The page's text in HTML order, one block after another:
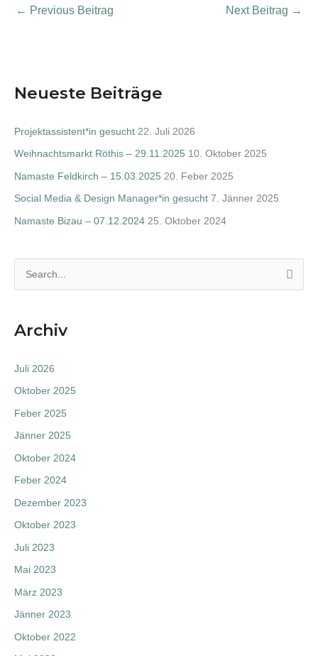
← Previous Beitrag Next Beitrag →
Neueste Beiträge
Projektassistent*in gesucht 22. Juli 2026
Weihnachtsmarkt Röthis – 29.11.2025 10. Oktober 2025
Namaste Feldkirch – 15.03.2025 20. Feber 2025
Social Media & Design Manager*in gesucht 7. Jänner 2025
Namaste Bizau – 07.12.2024 25. Oktober 2024
r
f
o
r
:
Archiv
Juli 2026
Oktober 2025
Feber 2025
Jänner 2025
Oktober 2024
Feber 2024
Dezember 2023
Oktober 2023
Juli 2023
Mai 2023
März 2023
Jänner 2023
Oktober 2022